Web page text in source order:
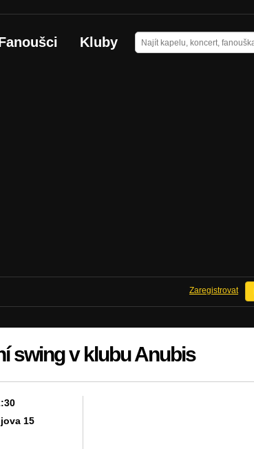
Kluby
Zaregistrovat
swing v klubu Anubis
15